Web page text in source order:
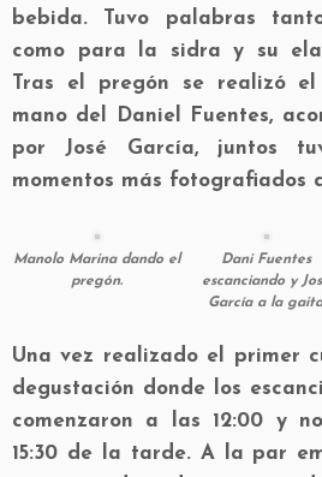
bebida. Tuvo palabras
como para la sidra y su
Tras el pregón se realizó
mano del Daniel Fuentes,
por José García, juntos
momentos más fotografiados
Manolo Marina dando el
pregón.
Dani Fuentes
escanciando y
García a la
Una vez realizado el primer
degustación donde los
comenzaron a las 12:00 y
15:30 de la tarde. A la par